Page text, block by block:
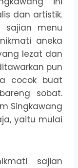
dan artistik.
sajian menu
aneka
lezat dan
pun
cocok buat
sobat.
Singkawang
yaitu mulai
sajian